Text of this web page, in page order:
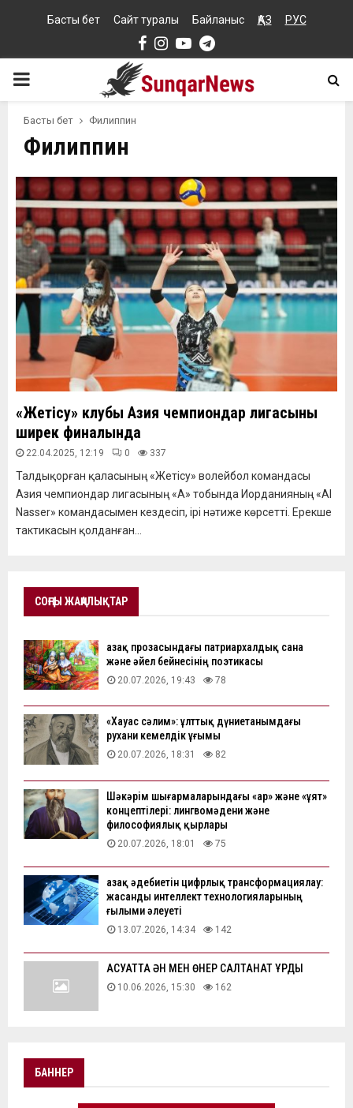
Басты бет Сайт туралы Байланыс ҚАЗ РУС
Facebook
Instagram
YoutubeTelegram
PRIMARY
MENU
Басты бет Филиппин
Филиппин
«Жетісу» клубы Азия чемпиондар лигасының
ширек финалында
22.04.2025, 12:19 0 337
Талдықорған қаласының «Жетісу» волейбол командасы
Азия чемпиондар лигасының «А» тобында Иорданияның «Al
Nasser» командасымен кездесіп, ірі нәтиже көрсетті. Ерекше
тактикасын қолданған...
СОҢҒЫ ЖАҢАЛЫҚТАР
Қазақ прозасындағы патриархалдық сана
және әйел бейнесінің поэтикасы
20.07.2026, 19:43 78
«Хауас сәлим»: ұлттық дүниетанымдағы
рухани кемелдік ұғымы
20.07.2026, 18:31 82
Шәкәрім шығармаларындағы «ар» және «ұят»
концептілері: лингвомәдени және
философиялық қырлары
20.07.2026, 18:01 75
Қазақ әдебиетін цифрлық трансформациялау:
жасанды интеллект технологияларының
ғылыми әлеуеті
13.07.2026, 14:34 142
АҚСУАТТА ӘН МЕН ӨНЕР САЛТАНАТ ҚҰРДЫ
10.06.2026, 15:30 162
БАННЕР